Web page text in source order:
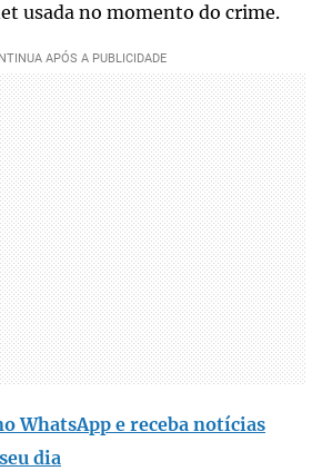
usada no momento do crime.
WhatsApp e receba notícias
dia